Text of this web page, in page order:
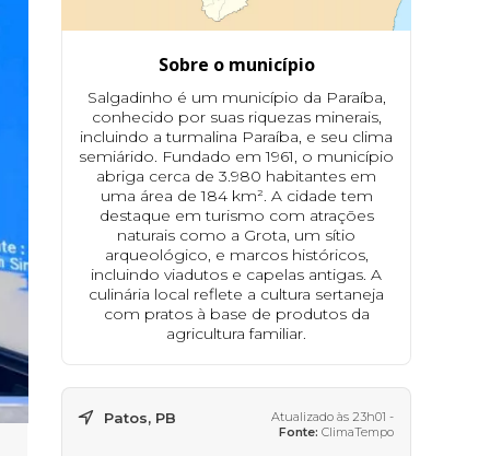
Sobre o município
Salgadinho é um município da Paraíba,
conhecido por suas riquezas minerais,
incluindo a turmalina Paraíba, e seu clima
semiárido. Fundado em 1961, o município
abriga cerca de 3.980 habitantes em
uma área de 184 km². A cidade tem
destaque em turismo com atrações
naturais como a Grota, um sítio
arqueológico, e marcos históricos,
incluindo viadutos e capelas antigas. A
culinária local reflete a cultura sertaneja
com pratos à base de produtos da
agricultura familiar.
Patos, PB
Atualizado às 23h01 -
Fonte: ClimaTempo